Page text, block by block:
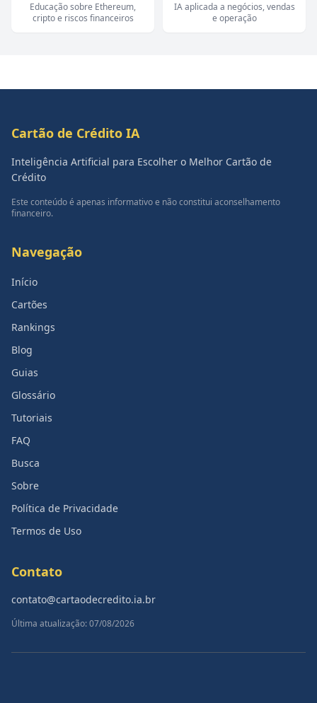
Educação sobre Ethereum,
cripto e riscos financeiros
IA aplicada a negócios, vendas
e operação
Cartão de Crédito IA
Inteligência Artificial para Escolher o Melhor Cartão de
Crédito
Este conteúdo é apenas informativo e não constitui aconselhamento
financeiro.
Navegação
Início
Cartões
Rankings
Blog
Guias
Glossário
Tutoriais
FAQ
Busca
Sobre
Política de Privacidade
Termos de Uso
Contato
contato@cartaodecredito.ia.br
Última atualização: 07/08/2026